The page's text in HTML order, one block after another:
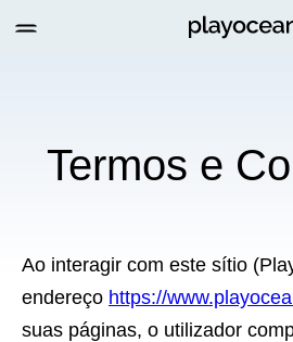
Termos e
Ao interagir com este sítio
endereço https://
suas páginas, o utilizador